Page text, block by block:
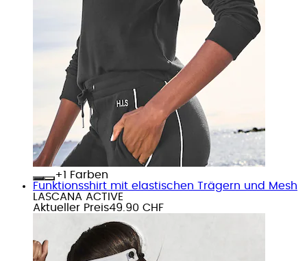
+
Farben
Funktionsshirt mit elastischen Trägern und Mesh
LASCANA ACTIVE
Aktueller Preis49.90 CHF